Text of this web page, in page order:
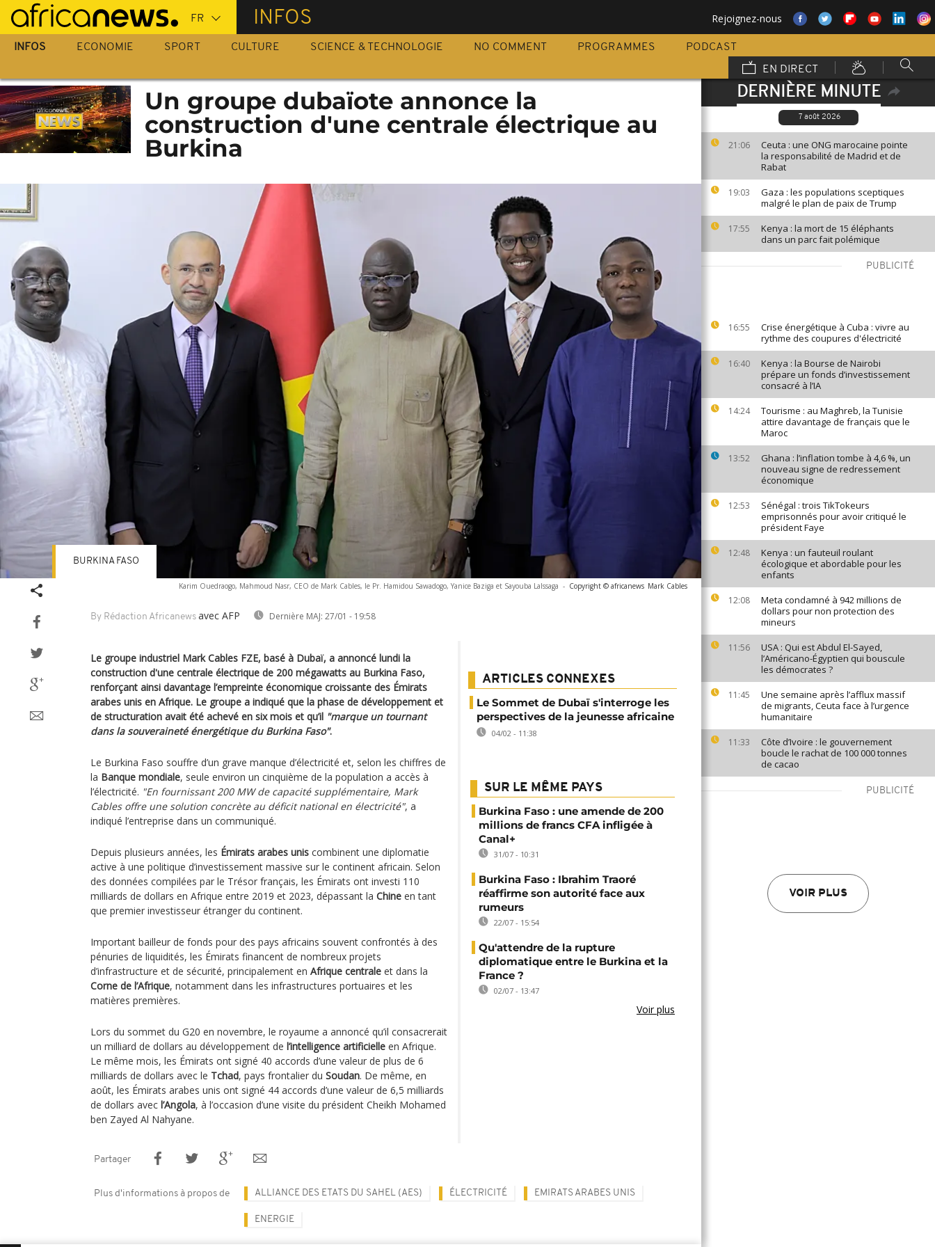
Passer
au
contenu
INFOS Rejoignez-nous
INFOS ECONOMIE SPORT CULTURE SCIENCE & TECHNOLOGIE NO COMMENT PROGRAMMES
PODCAST
EN DIRECT
DERNIÈRE MINUTE
7 août 2026
21:06
Ceuta : une ONG marocaine pointe
la responsabilité de Madrid et de
Rabat
19:03
Gaza : les populations sceptiques
malgré le plan de paix de Trump
17:55
Kenya : la mort de 15 éléphants
dans un parc fait polémique
PUBLICITÉ
16:55
Crise énergétique à Cuba : vivre au
rythme des coupures d'électricité
16:40
Kenya : la Bourse de Nairobi
prépare un fonds d’investissement
consacré à l’IA
14:24
Tourisme : au Maghreb, la Tunisie
attire davantage de français que le
Maroc
13:52
Ghana : l’inflation tombe à 4,6 %, un
nouveau signe de redressement
économique
12:53
Sénégal : trois TikTokeurs
emprisonnés pour avoir critiqué le
président Faye
12:48
Kenya : un fauteuil roulant
écologique et abordable pour les
enfants
12:08
Meta condamné à 942 millions de
dollars pour non protection des
mineurs
11:56
USA : Qui est Abdul El-Sayed,
l’Américano-Égyptien qui bouscule
les démocrates ?
11:45
Une semaine après l’afflux massif
de migrants, Ceuta face à l’urgence
humanitaire
11:33
Côte d’Ivoire : le gouvernement
boucle le rachat de 100 000 tonnes
de cacao
PUBLICITÉ
VOIR PLUS
Un groupe dubaïote annonce la
construction d'une centrale électrique au
Burkina
Karim Ouedraogo, Mahmoud Nasr, CEO de Mark Cables, le Pr. Hamidou Sawadogo, Yanice Baziga et Sayouba Lalssaga - Copyright © africanews Mark Cables
By Rédaction Africanews avec AFP Dernière MAJ: 27/01 - 19:58
BURKINA FASO
Le groupe industriel Mark Cables FZE, basé à Dubaï, a annoncé lundi la
construction d'une centrale électrique de 200 mégawatts au Burkina Faso,
renforçant ainsi davantage l’empreinte économique croissante des Émirats
arabes unis en Afrique. Le groupe a indiqué que la phase de développement et
de structuration avait été achevé en six mois et qu’il "marque un tournant
dans la souveraineté énergétique du Burkina Faso".
Le Burkina Faso souffre d’un grave manque d’électricité et, selon les chiffres de
la Banque mondiale, seule environ un cinquième de la population a accès à
l’électricité. "En fournissant 200 MW de capacité supplémentaire, Mark
Cables offre une solution concrète au déficit national en électricité", a
indiqué l’entreprise dans un communiqué.
Depuis plusieurs années, les Émirats arabes unis combinent une diplomatie
active à une politique d’investissement massive sur le continent africain. Selon
des données compilées par le Trésor français, les Émirats ont investi 110
milliards de dollars en Afrique entre 2019 et 2023, dépassant la Chine en tant
que premier investisseur étranger du continent.
Important bailleur de fonds pour des pays africains souvent confrontés à des
pénuries de liquidités, les Émirats financent de nombreux projets
d’infrastructure et de sécurité, principalement en Afrique centrale et dans la
Corne de l’Afrique, notamment dans les infrastructures portuaires et les
matières premières.
Lors du sommet du G20 en novembre, le royaume a annoncé qu’il consacrerait
un milliard de dollars au développement de l’intelligence artificielle en Afrique.
Le même mois, les Émirats ont signé 40 accords d’une valeur de plus de 6
milliards de dollars avec le Tchad, pays frontalier du Soudan. De même, en
août, les Émirats arabes unis ont signé 44 accords d’une valeur de 6,5 milliards
de dollars avec l’Angola, à l’occasion d’une visite du président Cheikh Mohamed
ben Zayed Al Nahyane.
ARTICLES CONNEXES
Le Sommet de Dubaï s'interroge les
perspectives de la jeunesse africaine
04/02 - 11:38
SUR LE MÊME PAYS
Burkina Faso : une amende de 200
millions de francs CFA infligée à
Canal+
31/07 - 10:31
Burkina Faso : Ibrahim Traoré
réaffirme son autorité face aux
rumeurs
22/07 - 15:54
Qu'attendre de la rupture
diplomatique entre le Burkina et la
France ?
02/07 - 13:47
Voir plus
Partager
Plus d'informations à propos de ALLIANCE DES ETATS DU SAHEL (AES) ÉLECTRICITÉ EMIRATS ARABES UNIS
ENERGIE